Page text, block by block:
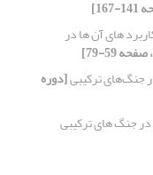
های آن ها در
جنگ‌های ترکیبی[دوره
جنگ های ترکیبی